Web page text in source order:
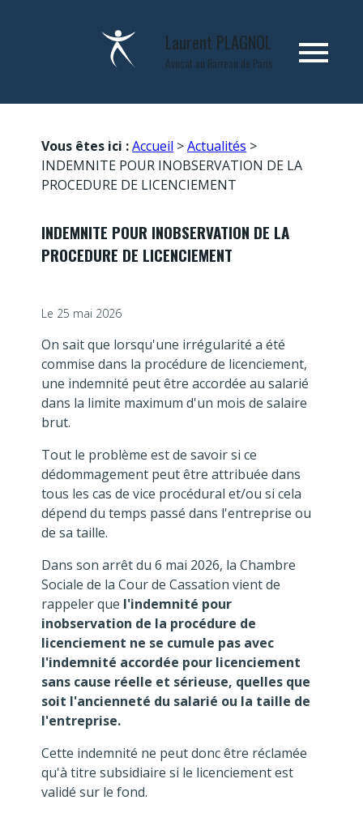
Laurent PLAGNOL
Avocat au Barreau de Paris menu
Vous êtes ici :Accueil >Actualités >
INDEMNITE POUR INOBSERVATION DE LA
PROCEDURE DE LICENCIEMENT
INDEMNITE POUR INOBSERVATION DE LA
PROCEDURE DE LICENCIEMENT
Le 25 mai 2026
On sait que lorsqu'une irrégularité a été
commise dans la procédure de licenciement,
une indemnité peut être accordée au salarié
dans la limite maximum d'un mois de salaire
brut.
Tout le problème est de savoir si ce
dédommagement peut être attribuée dans
tous les cas de vice procédural et/ou si cela
dépend du temps passé dans l'entreprise ou
de sa taille.
Dans son arrêt du 6 mai 2026, la Chambre
Sociale de la Cour de Cassation vient de
rappeler que l'indemnité pour
inobservation de la procédure de
licenciement ne se cumule pas avec
l'indemnité accordée pour licenciement
sans cause réelle et sérieuse, quelles que
soit l'ancienneté du salarié ou la taille de
l'entreprise.
Cette indemnité ne peut donc être réclamée
qu'à titre subsidiaire si le licenciement est
validé sur le fond.